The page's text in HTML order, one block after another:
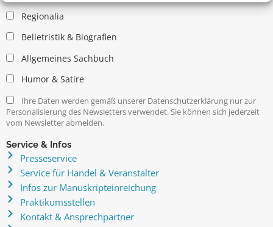
Regionalia
Belletristik & Biografien
Allgemeines Sachbuch
Humor & Satire
Ihre Daten werden gemäß unserer Datenschutzerklärung nur zur
Personalisierung des Newsletters verwendet. Sie können sich jederzeit
vom Newsletter abmelden.
Service & Infos
Presseservice
Service für Handel & Veranstalter
Infos zur Manuskripteinreichung
Praktikumsstellen
Kontakt & Ansprechpartner